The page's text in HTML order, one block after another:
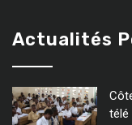
Actualités
télé